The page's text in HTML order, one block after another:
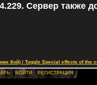
Сервер также
8ой) / Toggle Special effects of the
ВОЙТИ РЕГИСТРАЦИЯ